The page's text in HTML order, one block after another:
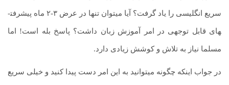
سریع انگلیسی را یاد گرفت؟ آیا می­توان تنها در عرض ۳-۲ ماه پیشرفت­
های قابل توجهی در امر آموزش زبان داشت؟ پاسخ بله است! اما
مسلما نیاز به تلاش و کوشش زیادی دارد.
در جواب اینکه چگونه می­توانید به این امر دست پیدا کنید و خیلی سریع